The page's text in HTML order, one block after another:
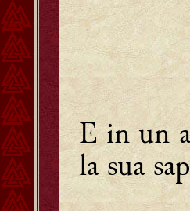
E in un
la sua